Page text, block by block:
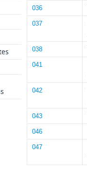
036
037
038
041
042
043
046
047